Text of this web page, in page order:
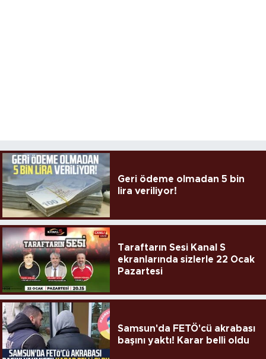
Geri ödeme olmadan 5 bin
lira veriliyor!
Taraftarın Sesi Kanal S
ekranlarında sizlerle 22 Ocak
Pazartesi
Samsun'da FETÖ'cü akrabası
başını yaktı! Karar belli oldu